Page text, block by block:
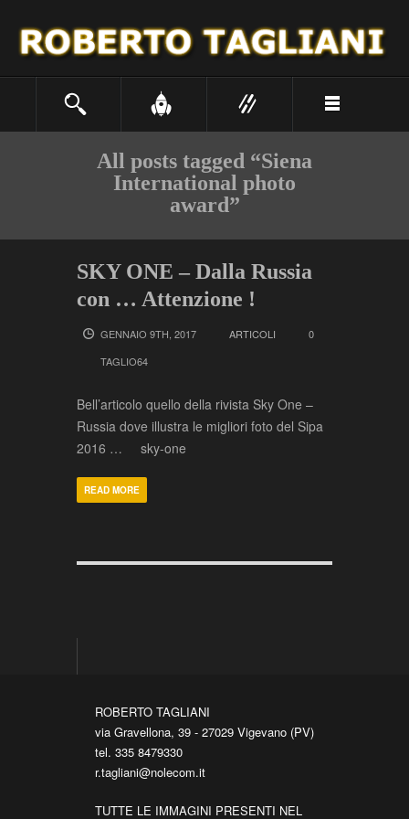
All posts tagged “Siena
International photo
award”
SKY ONE – Dalla Russia
con … Attenzione !
GENNAIO 9TH, 2017 ARTICOLI
0
TAGLIO64
Bell’articolo quello della rivista Sky One –
Russia dove illustra le migliori foto del Sipa
2016 … sky-one
READ MORE
ROBERTO TAGLIANI
via Gravellona, 39 - 27029 Vigevano (PV)
tel. 335 8479330
r.tagliani@nolecom.it
TUTTE LE IMMAGINI PRESENTI NEL